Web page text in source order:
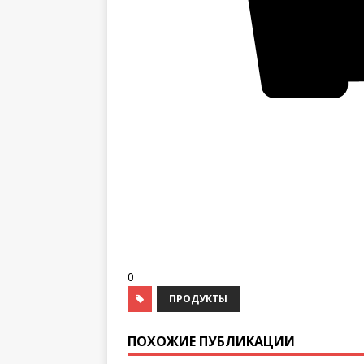
0
ПРОДУКТЫ
ПОХОЖИЕ ПУБЛИКАЦИИ